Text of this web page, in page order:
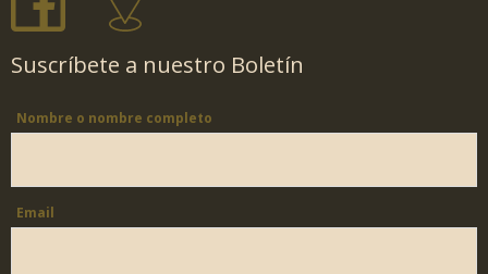
Suscríbete a nuestro Boletín
Nombre o nombre completo
Email